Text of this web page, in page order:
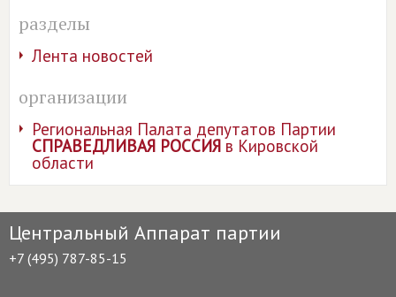
разделы
Лента новостей
организации
Региональная Палата депутатов Партии
СПРАВЕДЛИВАЯ РОССИЯв Кировской
области
Центральный Аппарат партии
+7 (495) 787-85-15